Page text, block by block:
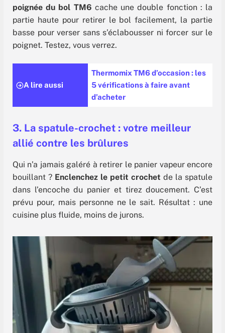
poignée du bol TM6 cache une double fonction : la
partie haute pour retirer le bol facilement, la partie
basse pour verser sans s’éclabousser ni forcer sur le
poignet. Testez, vous verrez.
A lire aussi
Thermomix TM6 d’occasion : les
5 vérifications à faire avant
d’acheter
3. La spatule-crochet : votre meilleur
allié contre les brûlures
Qui n’a jamais galéré à retirer le panier vapeur encore
bouillant ? Enclenchez le petit crochet de la spatule
dans l’encoche du panier et tirez doucement. C’est
prévu pour, mais personne ne le sait. Résultat : une
cuisine plus fluide, moins de jurons.